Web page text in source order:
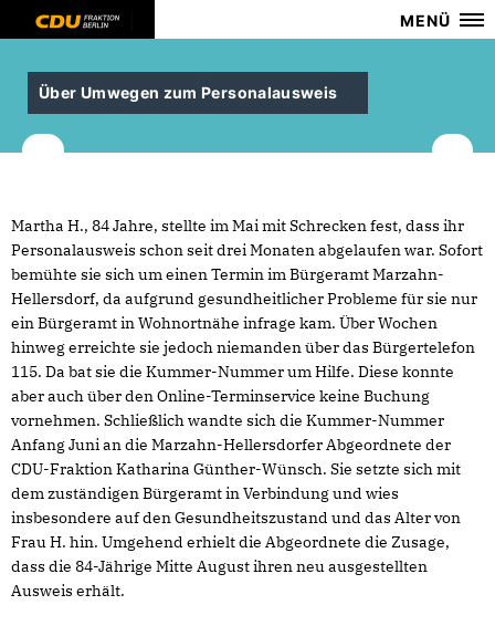
MENÜ
Über Umwegen zum Personalausweis
Martha H., 84 Jahre, stellte im Mai mit Schrecken fest, dass ihr
Personalausweis schon seit drei Monaten abgelaufen war. Sofort
bemühte sie sich um einen Termin im Bürgeramt Marzahn-
Hellersdorf, da aufgrund gesundheitlicher Probleme für sie nur
ein Bürgeramt in Wohnortnähe infrage kam. Über Wochen
hinweg erreichte sie jedoch niemanden über das Bürgertelefon
115. Da bat sie die Kummer-Nummer um Hilfe. Diese konnte
aber auch über den Online-Terminservice keine Buchung
vornehmen. Schließlich wandte sich die Kummer-Nummer
Anfang Juni an die Marzahn-Hellersdorfer Abgeordnete der
CDU-Fraktion Katharina Günther-Wünsch. Sie setzte sich mit
dem zuständigen Bürgeramt in Verbindung und wies
insbesondere auf den Gesundheitszustand und das Alter von
Frau H. hin. Umgehend erhielt die Abgeordnete die Zusage,
dass die 84-Jährige Mitte August ihren neu ausgestellten
Ausweis erhält.